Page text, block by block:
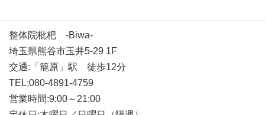
整体院枇杷 -Biwa-
埼玉県熊谷市玉井5-29 1F
交通:「籠原」駅 徒歩12分
TEL:080-4891-4759
営業時間:9:00～21:00